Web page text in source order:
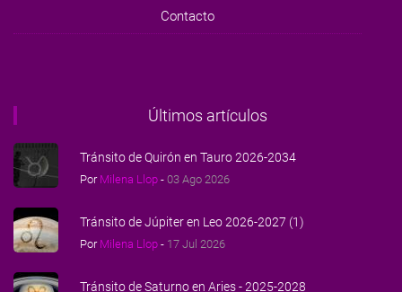
Contacto
Últimos artículos
Tránsito de Quirón en Tauro 2026-2034
Por Milena Llop - 03 Ago 2026
Tránsito de Júpiter en Leo 2026-2027 (1)
Por Milena Llop - 17 Jul 2026
Tránsito de Saturno en Aries - 2025-2028